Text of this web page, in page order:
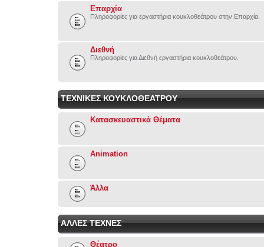
Επαρχία
Πληροφορίες για εργαστήρια κουκλοθεάτρου στην Επαρχία.
Διεθνή
Πληροφορίες για Διεθνή εργαστήρια κουκλοθεάτρου.
ΤΕΧΝΙΚΕΣ ΚΟΥΚΛΟΘΕΑΤΡΟΥ
Κατασκευαστικά Θέματα
Animation
Άλλα
ΑΛΛΕΣ ΤΕΧΝΕΣ
Θέατρο